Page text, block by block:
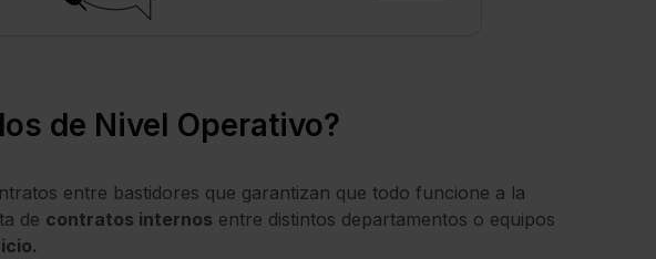
de Nivel Operativo?
entre bastidores que garantizan que todo funcione a la
de contratos internos entre distintos departamentos o equipos